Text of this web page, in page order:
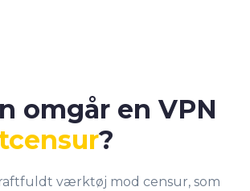
omgår en VPN
?
værktøj mod censur, som